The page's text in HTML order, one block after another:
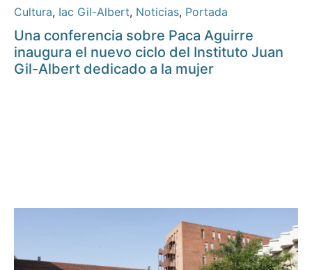
Cultura, Iac Gil-Albert, Noticias, Portada
Una conferencia sobre Paca Aguirre
inaugura el nuevo ciclo del Instituto Juan
Gil-Albert dedicado a la mujer